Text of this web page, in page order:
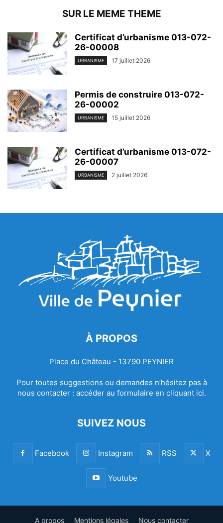
SUR LE MEME THEME
Certificat d’urbanisme 013-072-
26-00008
URBANISME 17 juillet 2026
Permis de construire 013-072-
26-00002
URBANISME 15 juillet 2026
Certificat d’urbanisme 013-072-
26-00007
URBANISME 2 juillet 2026
À PROPOS
Place du Château - 13790 PEYNIER
Pour toutes suggestions ou demandes n’hésitez pas à
nous contacter : accéder au formulaire en cliquant ici.
SUIVEZ NOUS
Facebook Instagram RSS X
Youtube
A propos Mentions légales Nous contacter